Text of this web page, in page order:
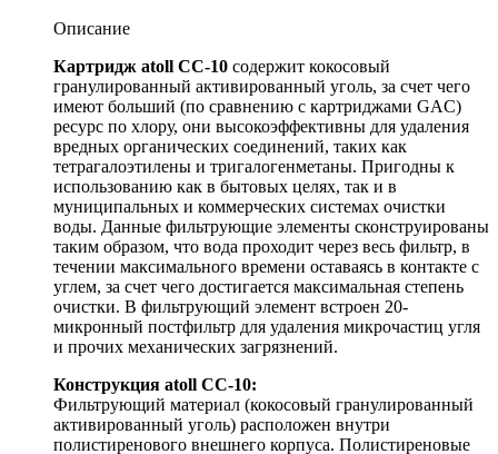
Описание
Картридж atoll CC-10 содержит кокосовый
гранулированный активированный уголь, за счет чего
имеют больший (по сравнению с картриджами GAC)
ресурс по хлору, они высокоэффективны для удаления
вредных органических соединений, таких как
тетрагалоэтилены и тригалогенметаны. Пригодны к
использованию как в бытовых целях, так и в
муниципальных и коммерческих системах очистки
воды. Данные фильтрующие элементы сконструированы
таким образом, что вода проходит через весь фильтр, в
течении максимального времени оставаясь в контакте с
углем, за счет чего достигается максимальная степень
очистки. В фильтрующий элемент встроен 20-
микронный постфильтр для удаления микрочастиц угля
и прочих механических загрязнений.
Конструкция atoll CC-10:
Фильтрующий материал (кокосовый гранулированный
активированный уголь) расположен внутри
полистиренового внешнего корпуса. Полистиреновые